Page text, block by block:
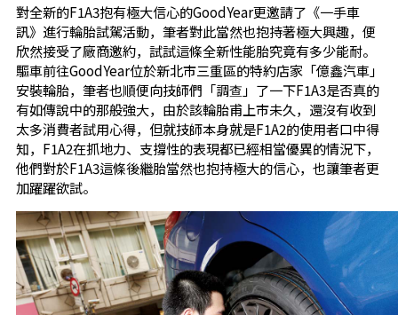
對全新的F1A3抱有極大信心的GoodYear更邀請了《一手車
訊》進行輪胎試駕活動，筆者對此當然也抱持著極大興趣，便
欣然接受了廠商邀約，試試這條全新性能胎究竟有多少能耐。
驅車前往GoodYear位於新北市三重區的特約店家「億鑫汽車」
安裝輪胎，筆者也順便向技師們「調查」了一下F1A3是否真的
有如傳說中的那般強大，由於該輪胎甫上市未久，還沒有收到
太多消費者試用心得，但就技師本身就是F1A2的使用者口中得
知，F1A2在抓地力、支撐性的表現都已經相當優異的情況下，
他們對於F1A3這條後繼胎當然也抱持極大的信心，也讓筆者更
加躍躍欲試。